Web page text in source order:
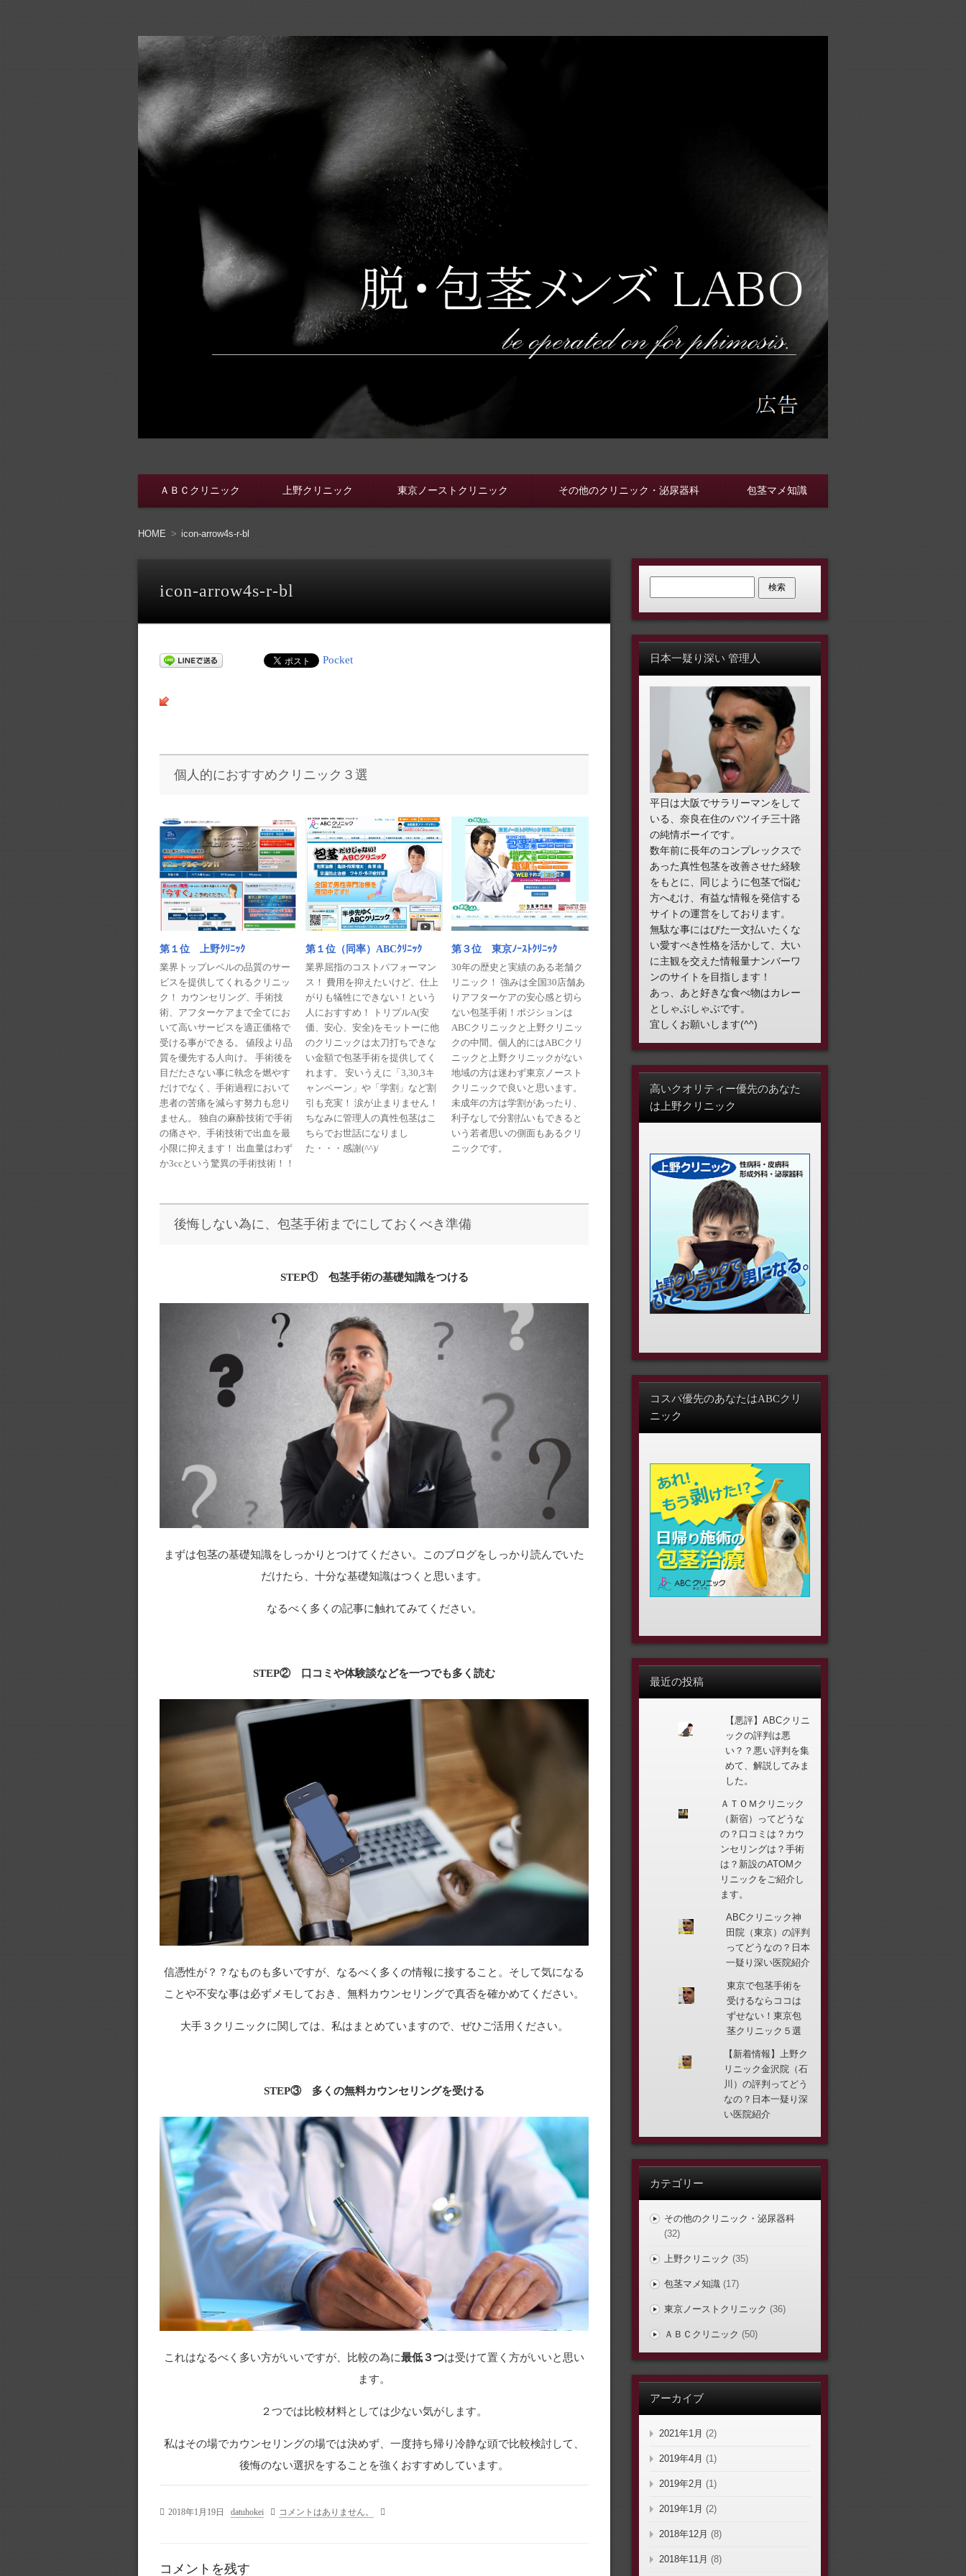
コンテンツへ移動
ＡＢＣクリニック 上野クリニック 東京ノーストクリニック その他のクリニック・泌尿器科 包茎マメ知識
HOME icon-arrow4s-r-bl
icon-arrow4s-r-bl
Pocket
個人的におすすめクリニック３選
第１位 上野ｸﾘﾆｯｸ
業界トップレベルの品質のサー
ビスを提供してくれるクリニッ
ク！ カウンセリング、手術技
術、アフターケアまで全てにお
いて高いサービスを適正価格で
受ける事ができる。 値段より品
質を優先する人向け。 手術後を
目だたさない事に執念を燃やす
だけでなく、手術過程において
患者の苦痛を減らす努力も怠り
ません。 独自の麻酔技術で手術
の痛さや、手術技術で出血を最
小限に抑えます！ 出血量はわず
か3ccという驚異の手術技術！！
第１位（同率）ABCｸﾘﾆｯｸ
業界屈指のコストパフォーマン
ス！ 費用を抑えたいけど、仕上
がりも犠牲にできない！という
人におすすめ！ トリプルA(安
価、安心、安全)をモットーに他
のクリニックは太刀打ちできな
い金額で包茎手術を提供してく
れます。 安いうえに「3,30,3キ
ャンペーン」や「学割」など割
引も充実！ 涙が止まりません！
ちなみに管理人の真性包茎はこ
ちらでお世話になりまし
た・・・感謝(^^)/
第３位 東京ﾉｰｽﾄｸﾘﾆｯｸ
30年の歴史と実績のある老舗ク
リニック！ 強みは全国30店舗あ
りアフターケアの安心感と切ら
ない包茎手術！ポジションは
ABCクリニックと上野クリニッ
クの中間。個人的にはABCクリ
ニックと上野クリニックがない
地域の方は迷わず東京ノースト
クリニックで良いと思います。
未成年の方は学割があったり、
利子なしで分割払いもできると
いう若者思いの側面もあるクリ
ニックです。
後悔しない為に、包茎手術までにしておくべき準備
STEP① 包茎手術の基礎知識をつける
まずは包茎の基礎知識をしっかりとつけてください。このブログをしっかり読んでいた
だけたら、十分な基礎知識はつくと思います。
なるべく多くの記事に触れてみてください。
STEP② 口コミや体験談などを一つでも多く読む
信憑性が？？なものも多いですが、なるべく多くの情報に接すること。そして気になる
ことや不安な事は必ずメモしておき、無料カウンセリングで真否を確かめてください。
大手３クリニックに関しては、私はまとめていますので、ぜひご活用ください。
STEP③ 多くの無料カウンセリングを受ける
これはなるべく多い方がいいですが、比較の為に最低３つは受けて置く方がいいと思い
ます。
２つでは比較材料としては少ない気がします。
私はその場でカウンセリングの場では決めず、一度持ち帰り冷静な頭で比較検討して、
後悔のない選択をすることを強くおすすめしています。
2018年1月19日 datuhokei コメントはありません。
コメントを残す
日本一疑り深い 管理人
平日は大阪でサラリーマンをして
いる、奈良在住のバツイチ三十路
の純情ボーイです。
数年前に長年のコンプレックスで
あった真性包茎を改善させた経験
をもとに、同じように包茎で悩む
方へむけ、有益な情報を発信する
サイトの運営をしております。
無駄な事にはびた一文払いたくな
い愛すべき性格を活かして、大い
に主観を交えた情報量ナンバーワ
ンのサイトを目指します！
あっ、あと好きな食べ物はカレー
としゃぶしゃぶです。
宜しくお願いします(^^)
高いクオリティー優先のあなた
は上野クリニック
コスパ優先のあなたはABCクリ
ニック
最近の投稿
【悪評】ABCクリニ
ックの評判は悪
い？？悪い評判を集
めて、解説してみま
した。
ＡＴＯＭクリニック
（新宿）ってどうな
の？口コミは？カウ
ンセリングは？手術
は？新設のATOMク
リニックをご紹介し
ます。
ABCクリニック神
田院（東京）の評判
ってどうなの？日本
一疑り深い医院紹介
東京で包茎手術を
受けるならココは
ずせない！東京包
茎クリニック５選
【新着情報】上野ク
リニック金沢院（石
川）の評判ってどう
なの？日本一疑り深
い医院紹介
カテゴリー
その他のクリニック・泌尿器科
(32)
上野クリニック (35)
包茎マメ知識(17)
東京ノーストクリニック (36)
ＡＢＣクリニック (50)
アーカイブ
2021年1月 (2)
2019年4月 (1)
2019年2月 (1)
2019年1月 (2)
2018年12月 (8)
2018年11月 (8)